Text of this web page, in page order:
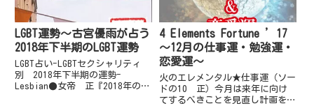
LGBT運勢～古宮優雨が占う
2018年下半期のLGBT運勢
LGBT占い-LGBTセクシャリティ
別 2018年下半期の運勢-
Lesbian●女帝 正『2018年の下
4 Elements Fortune ’17
～12月の仕事運・勉強運・
恋愛運～
火のエレメンタル★仕事運（ソー
ドの10 正）今月は来年に向け
てするべきことを見直し計画をし